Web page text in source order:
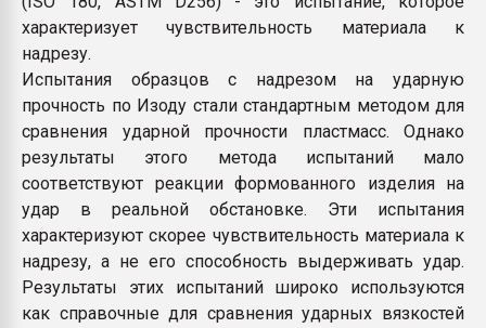
ПЕРЕЙТИ НА
характеризует чувствительность материала к
надрезу.
Испытания образцов с надрезом на ударную
прочность по Изоду стали стандартным методом для
сравнения ударной прочности пластмасс. Однако
результаты этого метода испытаний мало
соответствуют реакции формованного изделия на
удар в реальной обстановке. Эти испытания
характеризуют скорее чувствительность материала к
надрезу, а не его способность выдерживать удар.
Результаты этих испытаний широко используются
как справочные для сравнения ударных вязкостей